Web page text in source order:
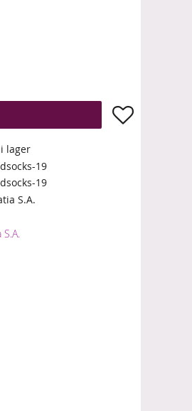
Lägg till i
lager
19
19
S.A.